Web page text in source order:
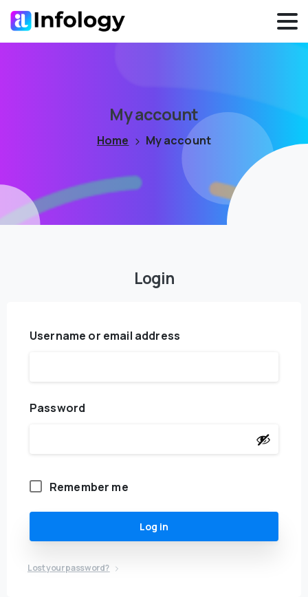
Myaccount
Home My account
Login
Username or email address
Password
Remember me
Log in
Lost your password?